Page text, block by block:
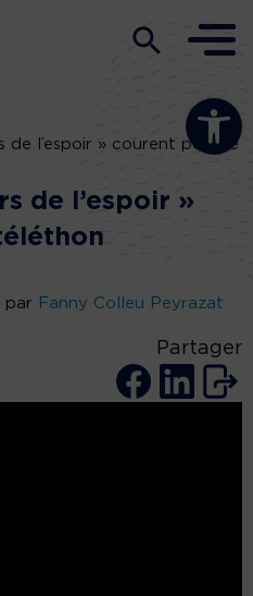
Ouvrir la
de l’espoir » courent pour le
de l’espoir »
par Fanny Colleu Peyrazat
Partager